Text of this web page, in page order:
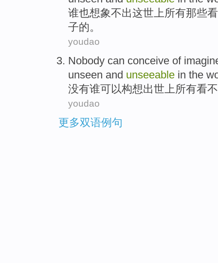
谁也想象不出这世上所有那些
子的。
youdao
Nobody can conceive of
unseen and unseeable in the
没有谁可以构想出世 上所有看
youdao
更多双语例句